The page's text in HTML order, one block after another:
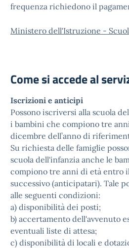
frequenza richiedono il
Ministero dell'Istruzione -
Come si accede al
Iscrizioni e anticipi
Possono iscriversi alla scuola
i bambini che compiono tre
dicembre dell’anno di
Su richiesta delle famiglie
scuola dell'infanzia anche le
compiono tre anni di età entro
successivo (anticipatari). Tale
alle seguenti condizioni:
a) disponibilità dei posti;
b) accertamento dell'avvenuto
eventuali liste di attesa;
c) disponibilità di locali e